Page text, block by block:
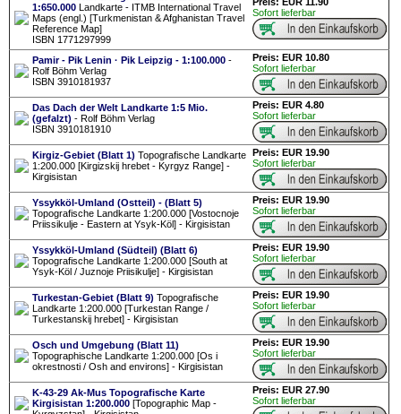
1:650.000 Landkarte - ITMB International Travel
Maps (engl.) [Turkmenistan & Afghanistan Travel
Reference Map]
ISBN 1771297999
Sofort lieferbar
Pamir - Pik Lenin · Pik Leipzig - 1:100.000 -
Rolf Böhm Verlag
ISBN 3910181937
Preis: EUR 10.80
Sofort lieferbar
Das Dach der Welt Landkarte 1:5 Mio.
(gefalzt) - Rolf Böhm Verlag
ISBN 3910181910
Preis: EUR 4.80
Sofort lieferbar
Kirgiz-Gebiet (Blatt 1) Topografische Landkarte
1:200.000 [Kirgizskij hrebet - Kyrgyz Range] -
Kirgisistan
Preis: EUR 19.90
Sofort lieferbar
Yssykköl-Umland (Ostteil) - (Blatt 5)
Topografische Landkarte 1:200.000 [Vostocnoje
Priissikulje - Eastern at Ysyk-Köl] - Kirgisistan
Preis: EUR 19.90
Sofort lieferbar
Yssykköl-Umland (Südteil) (Blatt 6)
Topografische Landkarte 1:200.000 [South at
Ysyk-Köl / Juznoje Priisikulje] - Kirgisistan
Preis: EUR 19.90
Sofort lieferbar
Turkestan-Gebiet (Blatt 9) Topografische
Landkarte 1:200.000 [Turkestan Range /
Turkestanskij hrebet] - Kirgisistan
Preis: EUR 19.90
Sofort lieferbar
Osch und Umgebung (Blatt 11)
Topographische Landkarte 1:200.000 [Os i
okrestnosti / Osh and environs] - Kirgisistan
Preis: EUR 19.90
Sofort lieferbar
K-43-29 Ak-Mus Topografische Karte
Kirgisistan 1:200.000 [Topographic Map -
Preis: EUR 27.90
Sofort lieferbar